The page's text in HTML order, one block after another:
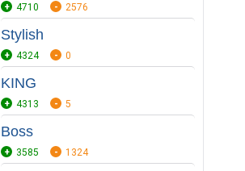
4710 2576
Stylish
4324 0
KING
4313 5
Boss
3585 1324